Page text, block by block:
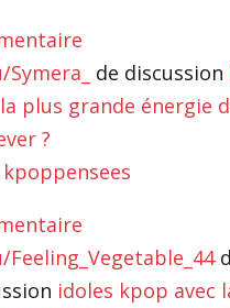
Symera_ de discussion
plus grande énergie
?
kpoppensees
Feeling_Vegetable_44
idoles kpop avec